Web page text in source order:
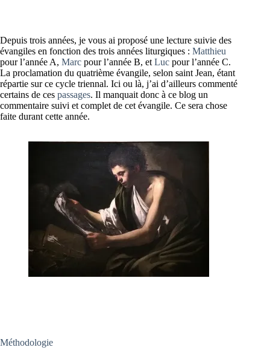
Depuis trois années, je vous ai proposé une lecture suivie des
évangiles en fonction des trois années liturgiques : Matthieu
pour l’année A, Marc pour l’année B, et Luc pour l’année C.
La proclamation du quatrième évangile, selon saint Jean, étant
répartie sur ce cycle triennal. Ici ou là, j’ai d’ailleurs commenté
certains de ces passages. Il manquait donc à ce blog un
commentaire suivi et complet de cet évangile. Ce sera chose
faite durant cette année.
Méthodologie